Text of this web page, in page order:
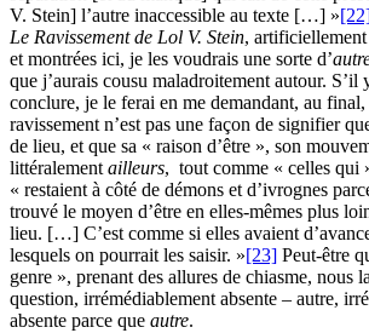
V. Stein] l’autre inaccessible au texte […] »
Le Ravissement de Lol V. Stein, artificiellement
et montrées ici, je les voudrais une sorte d’
que j’aurais cousu maladroitement autour. S’il
conclure, je le ferai en me demandant, au
ravissement n’est pas une façon de signifier
de lieu, et que sa « raison d’être », son
littéralement ailleurs, tout comme « celles qui
« restaient à côté de démons et d’ivrognes
trouvé le moyen d’être en elles-mêmes plus
lieu. […] C’est comme si elles avaient
lesquels on pourrait les saisir. »[23] Peut-être
genre », prenant des allures de chiasme, nous
question, irrémédiablement absente – autre,
absente parce que autre.